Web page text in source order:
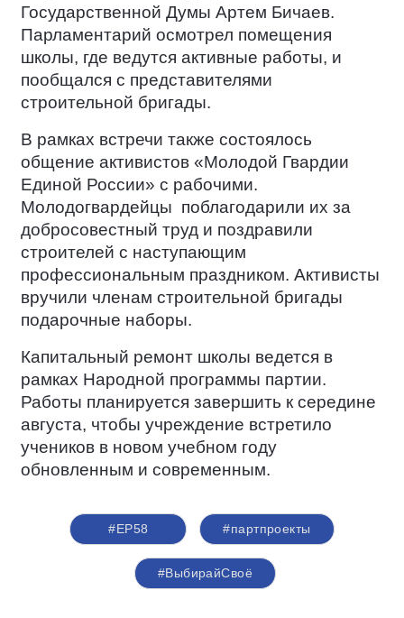
Государственной Думы Артем Бичаев.
Парламентарий осмотрел помещения
школы, где ведутся активные работы, и
пообщался с представителями
строительной бригады.
В рамках встречи также состоялось
общение активистов «Молодой Гвардии
Единой России» с рабочими.
Молодогвардейцы поблагодарили их за
добросовестный труд и поздравили
строителей с наступающим
профессиональным праздником. Активисты
вручили членам строительной бригады
подарочные наборы.
Капитальный ремонт школы ведется в
рамках Народной программы партии.
Работы планируется завершить к середине
августа, чтобы учреждение встретило
учеников в новом учебном году
обновленным и современным.
#ЕР58 #партпроекты
#ВыбирайСвоё